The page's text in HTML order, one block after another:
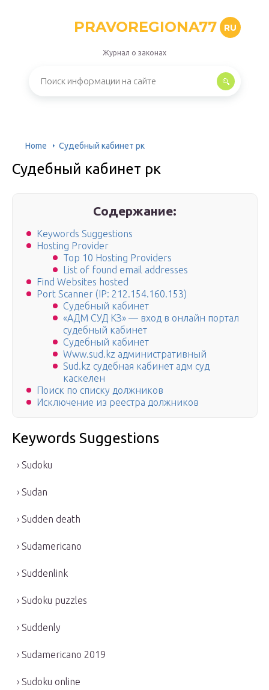
PRAVOREGIONA77 RU
Журнал о законах
Home Судебный кабинет рк
Судебный кабинет рк
Содержание:
Keywords Suggestions
Hosting Provider
Top 10 Hosting Providers
List of found email addresses
Find Websites hosted
Port Scanner (IP: 212.154.160.153)
Судебный кабинет
«АДМ СУД КЗ» — вход в онлайн портал
судебный кабинет
Судебный кабинет
Www.sud.kz административный
Sud.kz судебная кабинет адм суд
каскелен
Поиск по списку должников
Исключение из реестра должников
Keywords Suggestions
› Sudoku
› Sudan
› Sudden death
› Sudamericano
› Suddenlink
› Sudoku puzzles
› Suddenly
› Sudamericano 2019
› Sudoku online